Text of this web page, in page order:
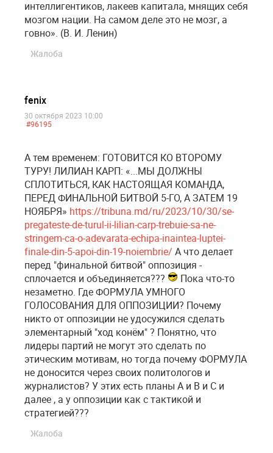
интеллигентиков, лакеев капитала, мнящих себя
мозгом нации. На самом деле это не мозг, а
говно». (В. И. Ленин)
Жалоба
fenix
30 октября 2023 10:00
#96195
А тем временем: ГОТОВИТСЯ КО ВТОРОМУ
ТУРУ! ЛИЛИАН КАРП: «...МЫ ДОЛЖНЫ
СПЛОТИТЬСЯ, КАК НАСТОЯЩАЯ КОМАНДА,
ПЕРЕД ФИНАЛЬНОЙ БИТВОЙ 5-ГО, А ЗАТЕМ 19
НОЯБРЯ» https://tribuna.md/ru/2023/10/30/se-
pregateste-de-turul-ii-lilian-carp-trebuie-sa-ne-
stringem-ca-o-adevarata-echipa-inaintea-luptei-
finale-din-5-apoi-din-19-noiembrie/ А что делает
перед "финальной битвой" оппозиция -
сплочается и объединяется???
Пока что-то
незаметно. Где ФОРМУЛА УМНОГО
ГОЛОСОВАНИЯ ДЛЯ ОППОЗИЦИИ? Почему
никто от оппозиции не удосужился сделать
элементарный "ход конём" ? Понятно, что
лидеры партий не могут это сделать по
этическим мотивам, но тогда почему ФОРМУЛА
не доносится через своих политологов и
журналистов? У этих есть планы А и В и С и
далее , а у оппозиции как с тактикой и
стратегией???
Жалоба